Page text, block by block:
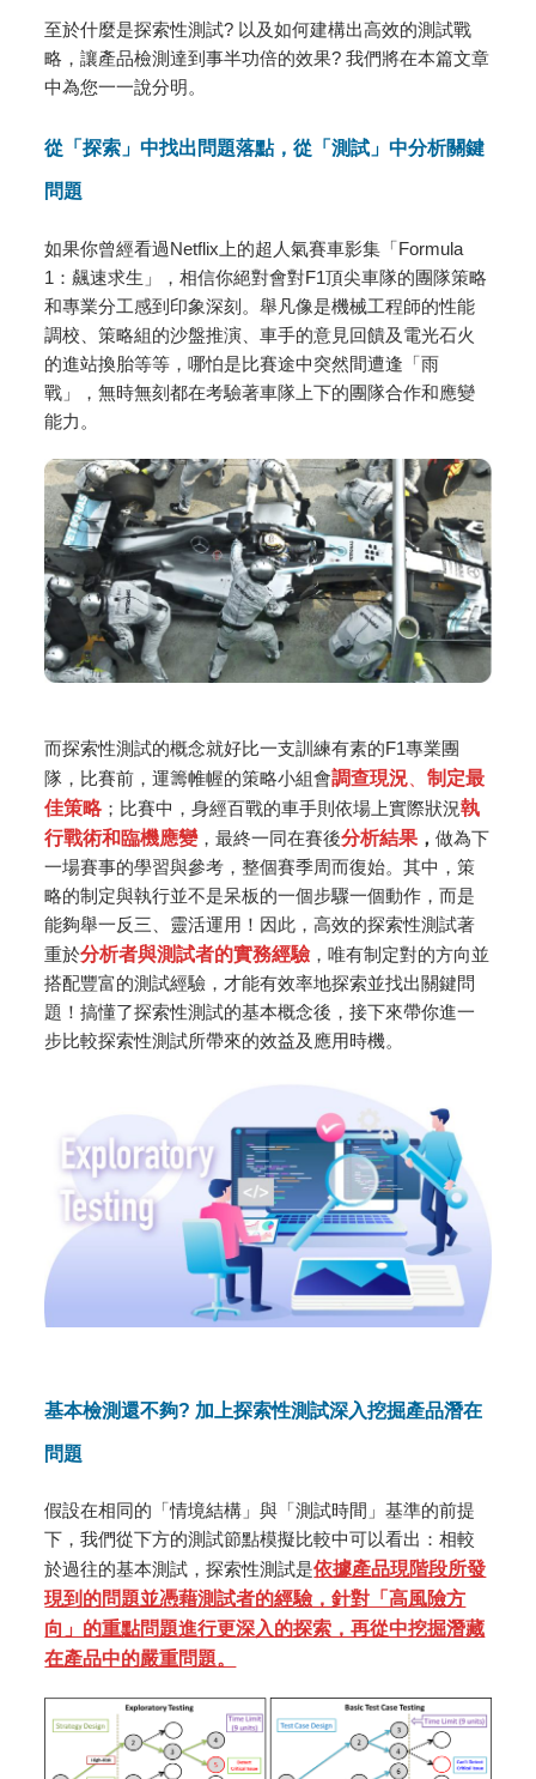
至於什麼是探索性測試? 以及如何建構出高效的測試戰
略，讓產品檢測達到事半功倍的效果? 我們將在本篇文章
中為您一一說分明。
從「探索」中找出問題落點，從「測試」中分析關鍵
問題
如果你曾經看過Netflix上的超人氣賽車影集「Formula
1：飆速求生」，相信你絕對會對F1頂尖車隊的團隊策略
和專業分工感到印象深刻。舉凡像是機械工程師的性能
調校、策略組的沙盤推演、車手的意見回饋及電光石火
的進站換胎等等，哪怕是比賽途中突然間遭逢「雨
戰」，無時無刻都在考驗著車隊上下的團隊合作和應變
能力。
而探索性測試的概念就好比一支訓練有素的F1專業團
隊，比賽前，運籌帷幄的策略小組會調查現況 、制定最
佳策略；比賽中，身經百戰的車手則依場上實際狀況執
行戰術和臨機應變，最終一同在賽後分析結果 ，做為下
一場賽事的學習與參考，整個賽季周而復始。其中，策
略的制定與執行並不是呆板的一個步驟一個動作，而是
能夠舉一反三、靈活運用！因此，高效的探索性測試著
重於分析者與測試者的實務經驗 ，唯有制定對的方向並
搭配豐富的測試經驗，才能有效率地探索並找出關鍵問
題！搞懂了探索性測試的基本概念後，接下來帶你進一
步比較探索性測試所帶來的效益及應用時機。
基本檢測還不夠? 加上探索性測試深入挖掘產品潛在
問題
假設在相同的「情境結構」與「測試時間」基準的前提
下，我們從下方的測試節點模擬比較中可以看出：相較
於過往的基本測試，探索性測試是依據產品現階段所發
現到的問題並憑藉測試者的經驗，針對「高風險方
向」的重點問題進行更深入的探索，再從中挖掘潛藏
在產品中的嚴重問題。